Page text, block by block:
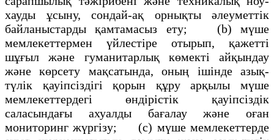
хауды ұсыну, сондай-ақ орнықты әлеуметтік
байланыстарды қамтамасыз ету; (b) мүше
мемлекеттермен үйлестіре отырып, қажетті
шұғыл және гуманитарлық көмекті айқындау
және көрсету мақсатында, оның ішінде азық-
түлік қауіпсіздігі қорын құру арқылы мүше
мемлекеттердегі өндірістік қауіпсіздік
саласындағы ахуалды бағалау және оған
мониторинг жүргізу; (с) мүше мемлекеттерде